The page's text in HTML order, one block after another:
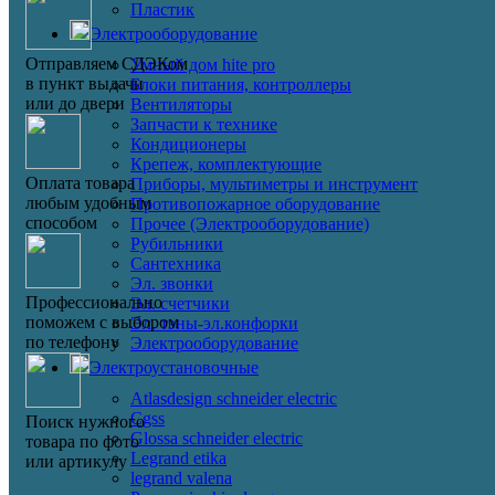
Пластик
Электрооборудование
Умный дом hite pro
Блоки питания, контроллеры
Вентиляторы
Запчасти к технике
Кондиционеры
Крепеж, комплектующие
Приборы, мультиметры и инструмент
Противопожарное оборудование
Прочее (Электрооборудование)
Рубильники
Сантехника
Эл. звонки
Эл. счетчики
Эл. тэны-эл.конфорки
Электрооборудование
Электроустановочные
Atlasdesign schneider electric
Cgss
Glossa schneider electric
Legrand etika
legrand valena
Отправляем СДЭКом
в пункт выдачи
или до двери
Оплата товара
любым удобным
способом
Профессионально
поможем с выбором
по телефону
Поиск нужного
товара по фото
или артикулу